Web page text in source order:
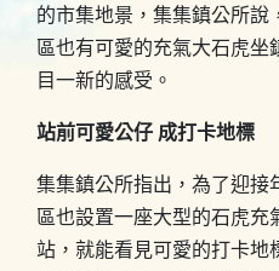
的市集地景，集集鎮公所說
區也有可愛的充氣大石虎坐
目一新的感受。
站前可愛公仔 成打卡地標
集集鎮公所指出，為了迎接
區也設置一座大型的石虎充
站，就能看見可愛的打卡地